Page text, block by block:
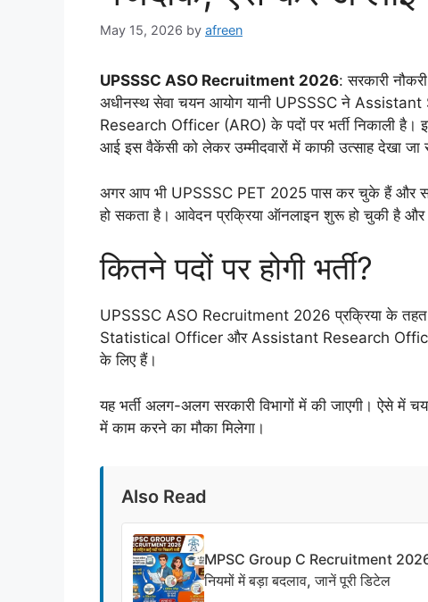
May 15, 2026 by afreen
UPSSSC ASO Recruitment 2026: सरकारी
अधीनस्थ सेवा चयन आयोग यानी UPSSSC ने
Research Officer (ARO) के पदों पर भर्ती निकाली है।
आई इस वैकेंसी को लेकर उम्मीदवारों में काफी उत्साह देखा जा
अगर आप भी UPSSSC PET 2025 पास कर चुके हैं और
हो सकता है। आवेदन प्रक्रिया ऑनलाइन शुरू हो चुकी है और
कितने पदों पर होगी भर्ती?
UPSSSC ASO Recruitment 2026 प्रक्रिया के
Statistical Officer और Assistant Research Officer
के लिए हैं।
यह भर्ती अलग-अलग सरकारी विभागों में की जाएगी। ऐसे में
में काम करने का मौका मिलेगा।
Also Read
MPSC Group C Recruitment 2026:
नियमों में बड़ा बदलाव, जानें पूरी डिटेल